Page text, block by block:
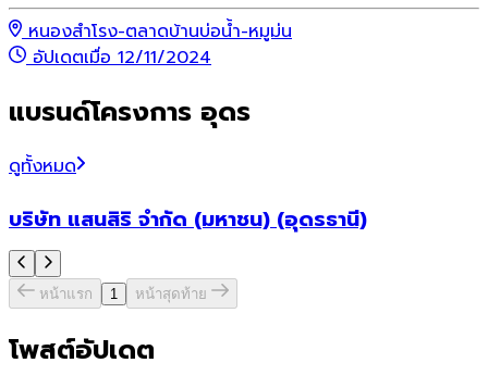
หนองสำโรง-ตลาดบ้านบ่อน้ำ-หมูม่น
อัปเดตเมื่อ 12/11/2024
แบรนด์โครงการ อุดร
ดูทั้งหมด
บริษัท แสนสิริ จำกัด (มหาชน) (อุดรธานี)
หน้าแรก 1 หน้าสุดท้าย
โพสต์อัปเดต